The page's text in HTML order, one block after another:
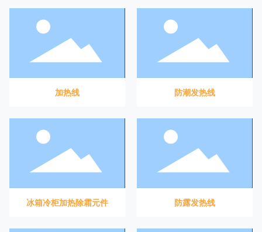
加热线 防潮发热线
冰箱冷柜加热除霜元件 防露发热线